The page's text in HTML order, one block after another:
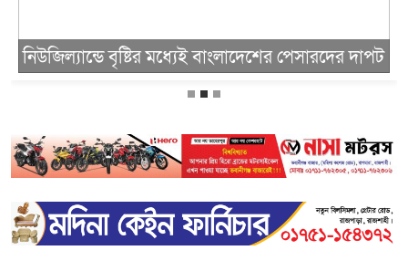
নিউজিল্যান্ডে বৃষ্টির মধ্যেই বাংলাদেশের পেসারদের দাপট